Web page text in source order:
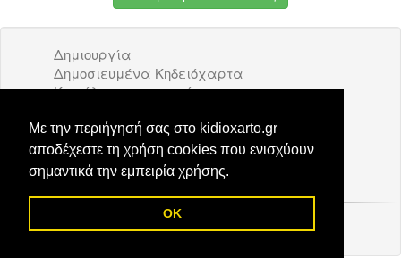
Με την περιήγησή σας στο kidioxarto.gr
αποδέχεστε τη χρήση cookies που ενισχύουν
σημαντικά την εμπειρία χρήσης.
OK
Δημιουργία
Δημοσιευμένα Κηδειόχαρτα
Κατάλογος επιχειρήσεων
Διαφήμιση
Επικοινωνία
© 2026 Kidioxarto.gr /Επικοινωνία